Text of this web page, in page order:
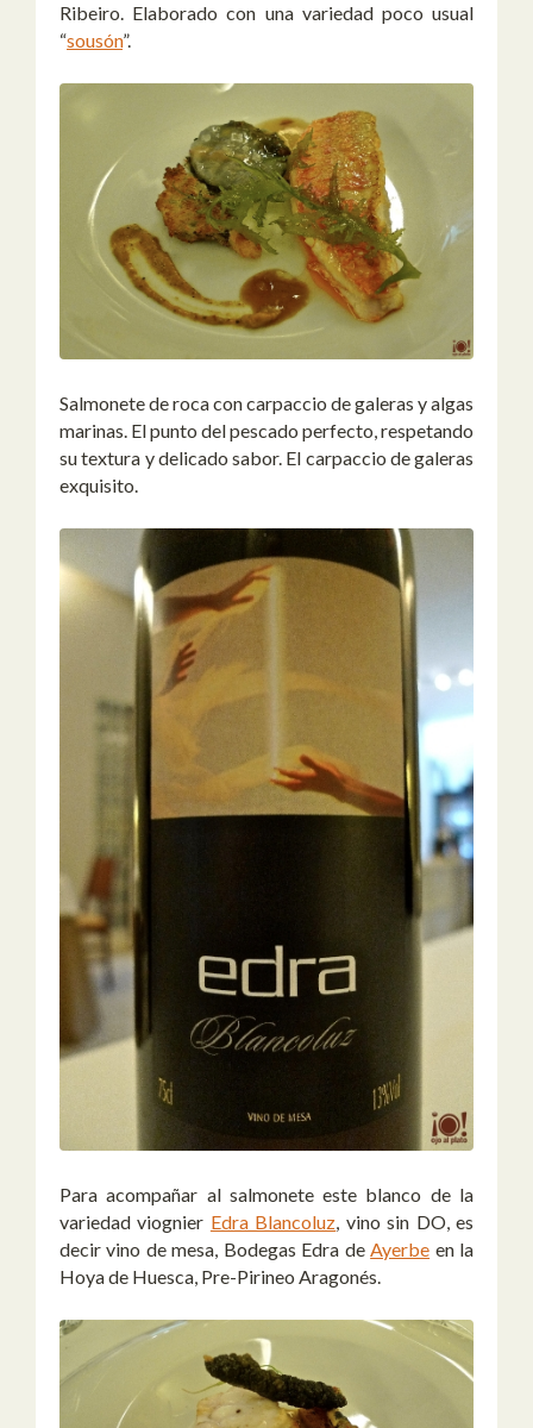
Ribeiro. Elaborado con una variedad poco usual
“sousón”.
Salmonete de roca con carpaccio de galeras y algas
marinas. El punto del pescado perfecto, respetando
su textura y delicado sabor. El carpaccio de galeras
exquisito.
Para acompañar al salmonete este blanco de la
variedad viognier Edra Blancoluz, vino sin DO, es
decir vino de mesa, Bodegas Edra deAyerbe en la
Hoya de Huesca, Pre-Pirineo Aragonés.